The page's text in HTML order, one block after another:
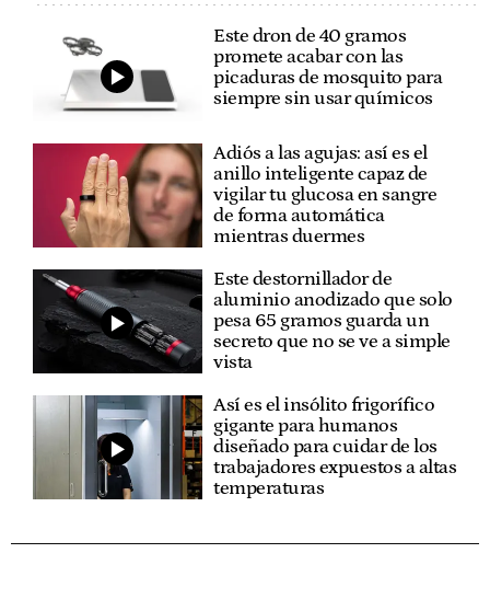
Este dron de 40 gramos
promete acabar con las
picaduras de mosquito para
siempre sin usar químicos
Adiós a las agujas: así es el
anillo inteligente capaz de
vigilar tu glucosa en sangre
de forma automática
mientras duermes
Este destornillador de
aluminio anodizado que solo
pesa 65 gramos guarda un
secreto que no se ve a simple
vista
Así es el insólito frigorífico
gigante para humanos
diseñado para cuidar de los
trabajadores expuestos a altas
temperaturas